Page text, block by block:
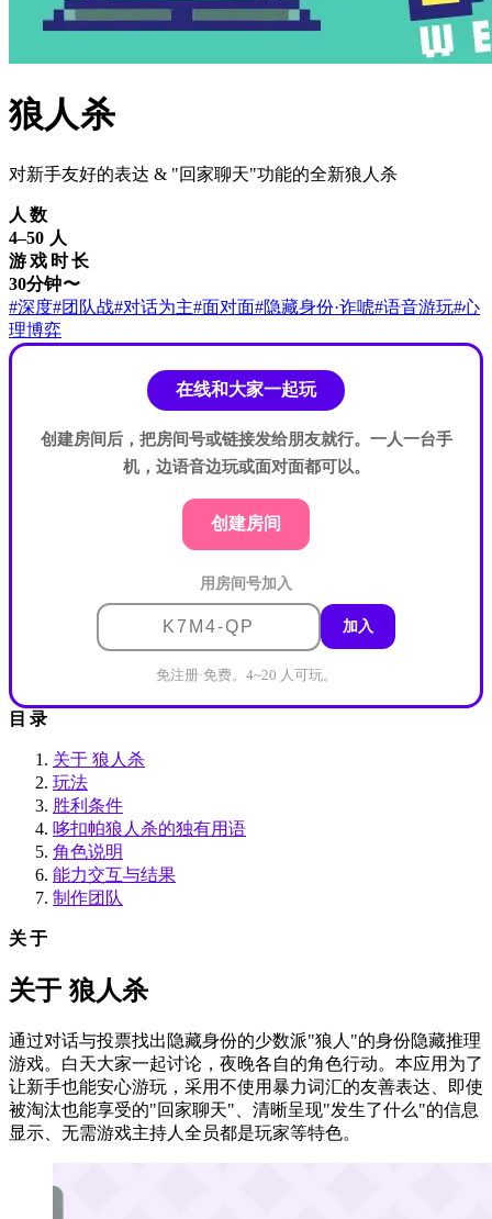
狼人杀
对新手友好的表达 & "回家聊天"功能的全新狼人杀
人数
4–50 人
游戏时长
30分钟〜
#深度#团队战#对话为主#面对面#隐藏身份·诈唬#语音游玩#心
理博弈
在线和大家一起玩
创建房间后，把房间号或链接发给朋友就行。一人一台手
机，边语音边玩或面对面都可以。
创建房间
用房间号加入
加入
免注册·免费。4~20 人可玩。
目录
关于 狼人杀
玩法
胜利条件
哆扣帕狼人杀的独有用语
角色说明
能力交互与结果
制作团队
关于
关于 狼人杀
通过对话与投票找出隐藏身份的少数派"狼人"的身份隐藏推理
游戏。白天大家一起讨论，夜晚各自的角色行动。本应用为了
让新手也能安心游玩，采用不使用暴力词汇的友善表达、即使
被淘汰也能享受的"回家聊天"、清晰呈现"发生了什么"的信息
显示、无需游戏主持人全员都是玩家等特色。